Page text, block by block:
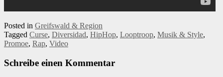
Posted in Greifswald & Region
Tagged Curse, Diversidad, HipHop, Looptroop, Musik & Style,
Promoe, Rap, Video
Schreibe einen Kommentar